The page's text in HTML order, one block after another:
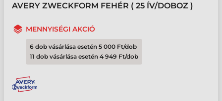
AVERY ZWECKFORM FEHÉR ( 25 ÍV/DOBOZ )
MENNYISÉGI AKCIÓ
6 dob vásárlása esetén 5 000 Ft/dob
11 dob vásárlása esetén 4 949 Ft/dob